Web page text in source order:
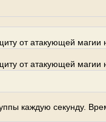
от атакующей магии
от атакующей магии
каждую секунду.